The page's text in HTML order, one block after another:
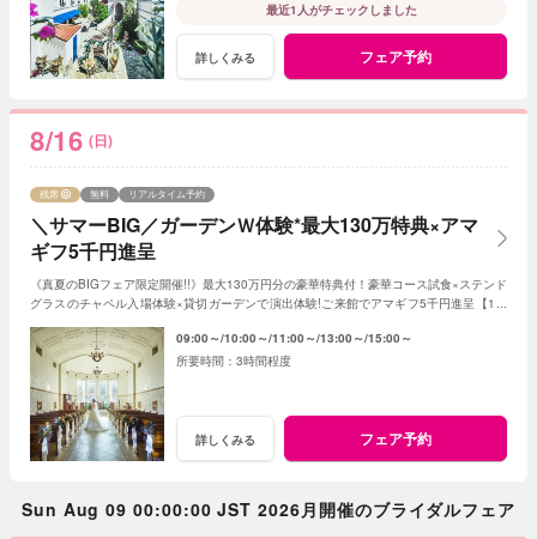
最近1人がチェックしました
詳しくみる フェア予約
8/16 (日)
＼サマーBIG／ガーデンＷ体験*最大130万特典×アマ
ギフ5千円進呈
残席 無料 リアルタイム予約
《真夏のBIGフェア限定開催!!》最大130万円分の豪華特典付！豪華コース試食×ステンド
グラスのチャペル入場体験×貸切ガーデンで演出体験!ご来館でアマギフ5千円進呈【1件
09:00～ 10:00～ 11:00～ 13:00～ 15:00～
3時間程度
詳しくみる フェア予約
Sun Aug 09 00:00:00 JST 2026月開催のブライダルフェア